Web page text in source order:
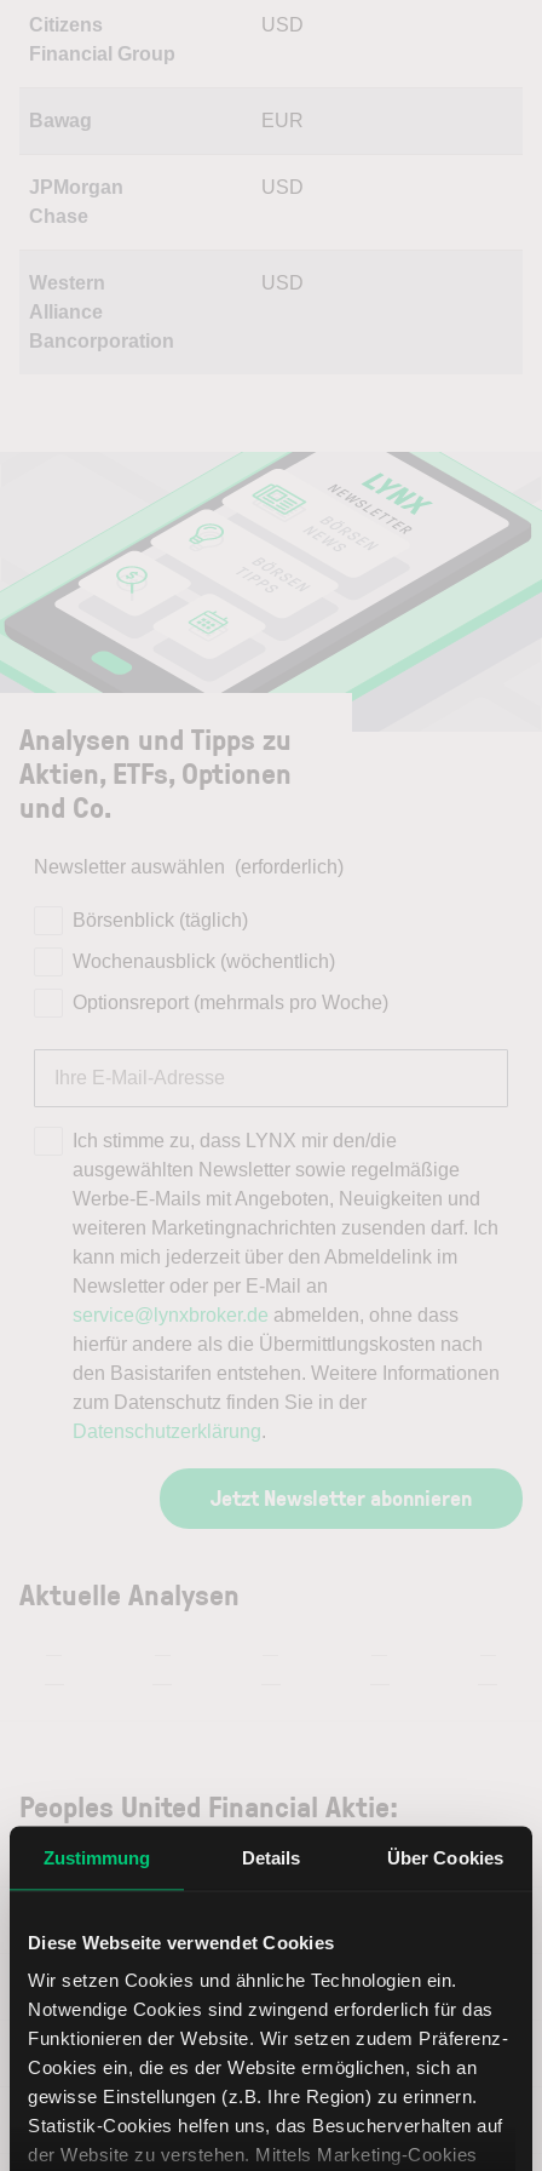
Zustimmung Details Über Cookies
Diese Webseite verwendet Cookies
Wir setzen Cookies und ähnliche Technologien ein.
Notwendige Cookies sind zwingend erforderlich für das
Funktionieren der Website. Wir setzen zudem Präferenz-
Cookies ein, die es der Website ermöglichen, sich an
gewisse Einstellungen (z.B. Ihre Region) zu erinnern.
Statistik-Cookies helfen uns, das Besucherverhalten auf
der Website zu verstehen. Mittels Marketing-Cookies
Citizens
Financial Group
USD
Bawag EUR
JPMorgan
Chase
USD
Western
Alliance
Bancorporation
USD
Analysen und Tipps zu
Aktien, ETFs, Optionen
und Co.
Newsletter auswählen (erforderlich)
Börsenblick (täglich)
Wochenausblick (wöchentlich)
Optionsreport (mehrmals pro Woche)
Ich stimme zu, dass LYNX mir den/die
ausgewählten Newsletter sowie regelmäßige
Werbe-E-Mails mit Angeboten, Neuigkeiten und
weiteren Marketingnachrichten zusenden darf. Ich
kann mich jederzeit über den Abmeldelink im
Newsletter oder per E-Mail an
service@lynxbroker.de abmelden, ohne dass
hierfür andere als die Übermittlungskosten nach
den Basistarifen entstehen. Weitere Informationen
zum Datenschutz finden Sie in der
Datenschutzerklärung.
Jetzt Newsletter abonnieren
Aktuelle Analysen
Peoples United Financial Aktie:
Basisdaten
Symbol PBCT
Währung USD